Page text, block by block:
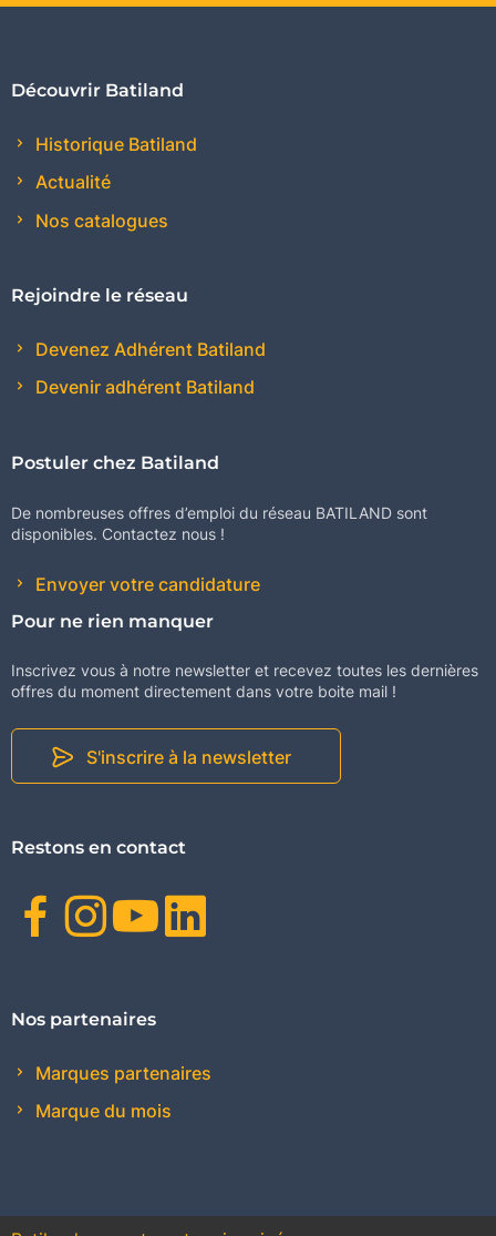
Découvrir Batiland
Historique Batiland
Actualité
Nos catalogues
Rejoindre le réseau
Devenez Adhérent Batiland
Devenir adhérent Batiland
Postuler chez Batiland
De nombreuses offres d’emploi du réseau BATILAND sont
disponibles. Contactez nous !
Envoyer votre candidature
Pour ne rien manquer
Inscrivez vous à notre newsletter et recevez toutes les dernières
offres du moment directement dans votre boite mail !
S'inscrire à la newsletter
Restons en contact
Facebook
Instagram
Youtube
Nos partenaires
Marques partenaires
Marque du mois